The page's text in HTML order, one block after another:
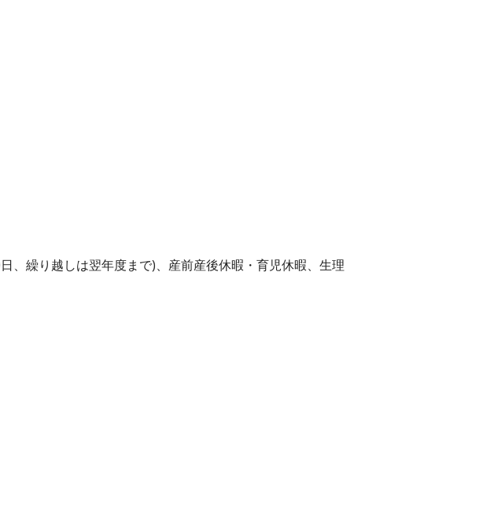
、繰り越しは翌年度まで)、産前産後休暇・育児休暇、生理